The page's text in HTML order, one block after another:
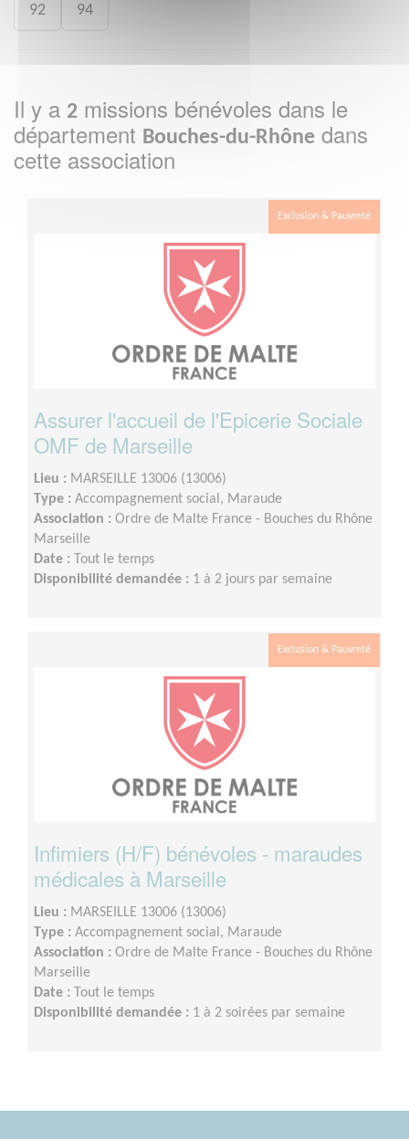
92 94
Il y a 2 missions bénévoles dans le
département Bouches-du-Rhône dans
cette association
Exclusion & Pauvreté
Assurer l'accueil de l'Epicerie Sociale
OMF de Marseille
Lieu : MARSEILLE 13006 (13006)
Type : Accompagnement social, Maraude
Association : Ordre de Malte France - Bouches du Rhône
Marseille
Date : Tout le temps
Disponibilité demandée : 1 à 2 jours par semaine
Exclusion & Pauvreté
Infimiers (H/F) bénévoles - maraudes
médicales à Marseille
Lieu : MARSEILLE 13006 (13006)
Type : Accompagnement social, Maraude
Association : Ordre de Malte France - Bouches du Rhône
Marseille
Date : Tout le temps
Disponibilité demandée : 1 à 2 soirées par semaine